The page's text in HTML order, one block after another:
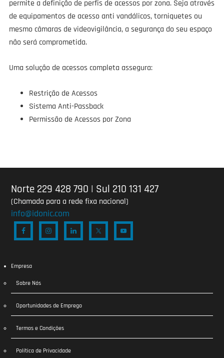
permite a definição de perfis de acessos por zona. Seja através
de equipamentos de acesso anti vandálicos, torniquetes ou
mesmo câmaras de videovigilância, a segurança do seu espaço
não será comprometida.
Uma solução de acessos completa assegura:
Restrição de Acessos
Sistema Anti-Passback
Permissão de Acessos por Zona
Norte 229 428 790 | Sul 210 131 427
(Chamada para a rede fixa nacional)
info@idonic.com
Empresa
Sobre Nós
Oportunidades de Emprego
Termos e Condições
Política de Privacidade